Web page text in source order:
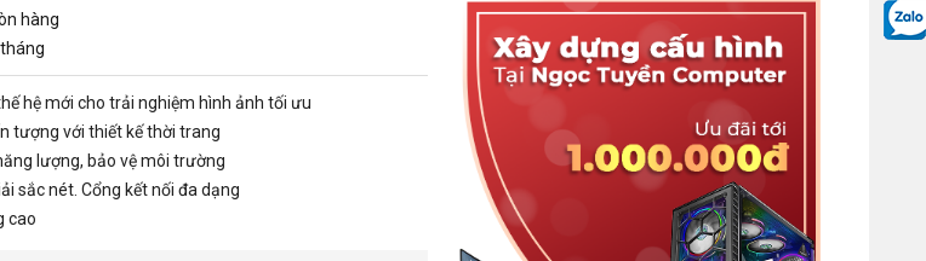
hàng
hệ mới cho trải nghiệm hình ảnh tối ưu
tượng với thiết kế thời trang
lượng, bảo vệ môi trường
sắc nét. Cổng kết nối đa dạng
cao